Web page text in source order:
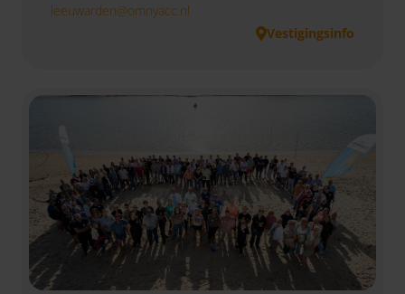
leeuwarden@omnyacc.nl
Vestigingsinfo